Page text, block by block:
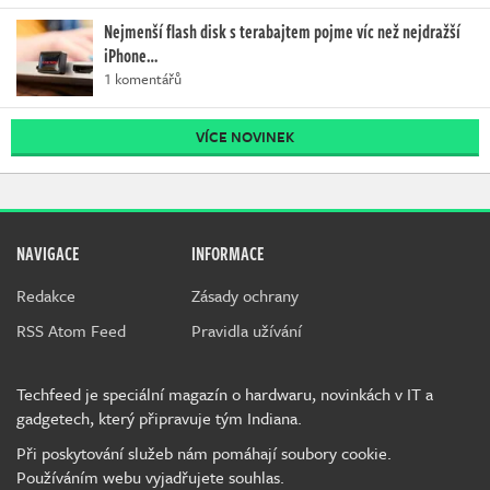
Nejmenší flash disk s terabajtem pojme víc než nejdražší
iPhone…
1 komentářů
VÍCE NOVINEK
NAVIGACE
Redakce
RSS Atom Feed
INFORMACE
Zásady ochrany
Pravidla užívání
Techfeed je speciální magazín o hardwaru, novinkách v IT a
gadgetech, který připravuje tým Indiana.
Při poskytování služeb nám pomáhají soubory cookie.
Používáním webu vyjadřujete souhlas.